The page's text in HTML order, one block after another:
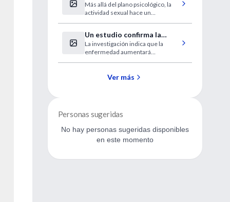
sexual
Más allá del plano psicológico, la
actividad sexual hace un
los especialistas.
Un estudio confirma la
influencia genética en el mal
de Alzheimer
La investigación indica que la
enfermedad aumentará
Ver más
Personas sugeridas
No hay personas sugeridas disponibles
en este momento